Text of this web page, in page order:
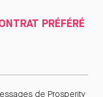
PRÉFÉRÉ
de Prosperity